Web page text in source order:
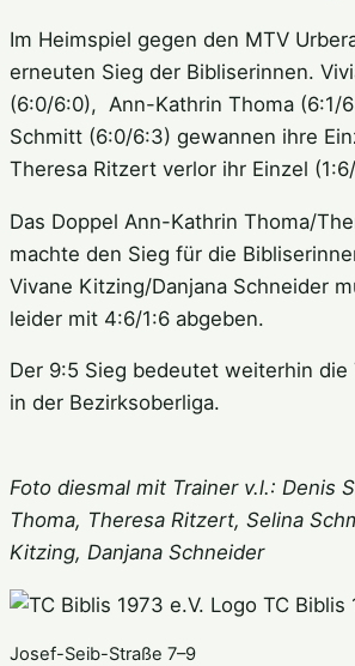
Im Heimspiel gegen den MTV
erneuten Sieg der Bibliserinnen.
(6:0/6:0), Ann-Kathrin Thoma (6:1/
Schmitt (6:0/6:3) gewannen ihre
Theresa Ritzert verlor ihr Einzel
Das Doppel Ann-Kathrin Thoma/
machte den Sieg für die
Vivane Kitzing/Danjana Schneider
leider mit 4:6/1:6 abgeben.
Der 9:5 Sieg bedeutet weiterhin die
in der Bezirksoberliga.
Foto diesmal mit Trainer v.l.: Denis
Thoma, Theresa Ritzert, Selina
Kitzing, Danjana Schneider
TC Biblis
Josef-Seib-Straße 7–9